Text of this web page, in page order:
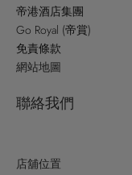
帝港酒店集團
Go Royal (帝賞)
免責條款
網站地圖
聯絡我們
店舖位置